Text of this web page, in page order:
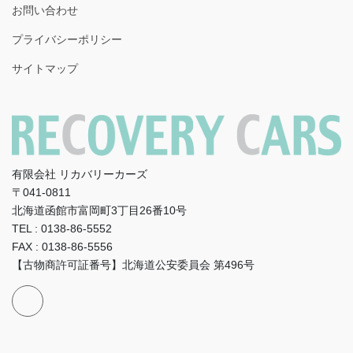
お問い合わせ
プライバシーポリシー
サイトマップ
有限会社 リカバリーカーズ
〒041-0811
北海道函館市富岡町3丁目26番10号
TEL : 0138-86-5552
FAX : 0138-86-5556
【古物商許可証番号】北海道公安委員会 第496号